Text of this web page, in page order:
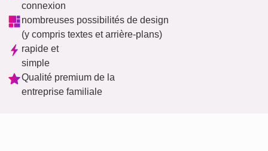
connexion
nombreuses possibilités de design
(y compris textes et arrière-plans)
rapide et
simple
Qualité premium de la
entreprise familiale